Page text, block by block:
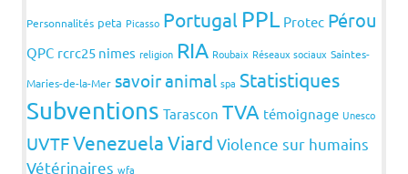
Personnalités peta Picasso Portugal PPL Protec Pérou
QPC rcrc25 nimes religion RIA Roubaix Réseaux sociaux Saintes-
Maries-de-la-Mer savoir animal spa Statistiques
Subventions Tarascon TVA témoignage Unesco
UVTFVenezuelaViard Violence sur humains
Vétérinaires wfa